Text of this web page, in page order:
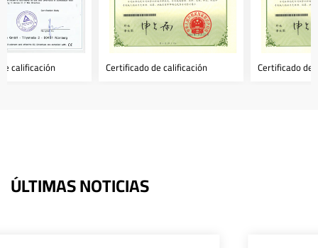
Certificado de calificación Certificado de calificación
ÚLTIMAS NOTICIAS